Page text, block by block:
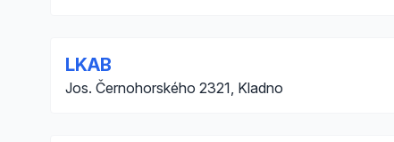
LKAB
Jos. Černohorského 2321, Kladno